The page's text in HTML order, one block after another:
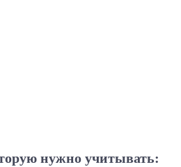
нужно учитывать: